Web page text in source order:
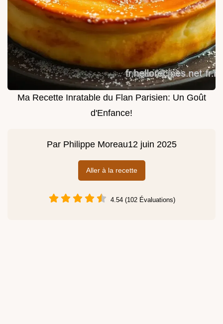
Ma Recette Inratable du Flan Parisien: Un Goût
d'Enfance!
Par Philippe Moreau12 juin 2025
Aller à la recette
4.54 (102 Évaluations)